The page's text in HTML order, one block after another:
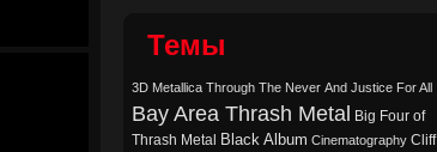
Темы
3D Metallica Through The Never And Justice For All
Bay Area Thrash Metal Big Four of
Thrash Metal Black Album Cinematography Cliff